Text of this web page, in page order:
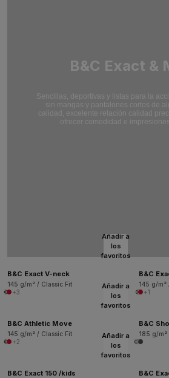
B&C Exact &
Sencillas, deportivas y listas para la
sin mangas y pantalones cortos de
calidad, excelente relación calidad
ofrecer comodidad e
Añadir a
los
favoritos
B&C Exact V-neck
145 g/m² / Classic Fit
+3
B&C
145 g/m²
+1
Añadir a
los
favoritos
B&C Athletic Move
145 g/m² / Classic Fit
+2
B&C
185 g/m²
Añadir a
los
favoritos
B&C Exact 150 /kids B&C